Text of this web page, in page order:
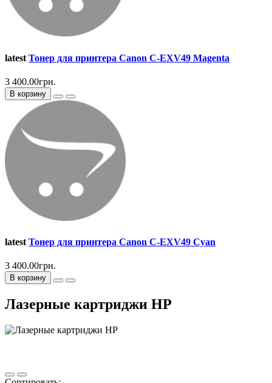
latest Тонер для принтера Canon C-EXV49 Magenta
3 400.00грн.
В корзину
latest Тонер для принтера Canon C-EXV49 Cyan
3 400.00грн.
В корзину
Лазерные картриджи HP